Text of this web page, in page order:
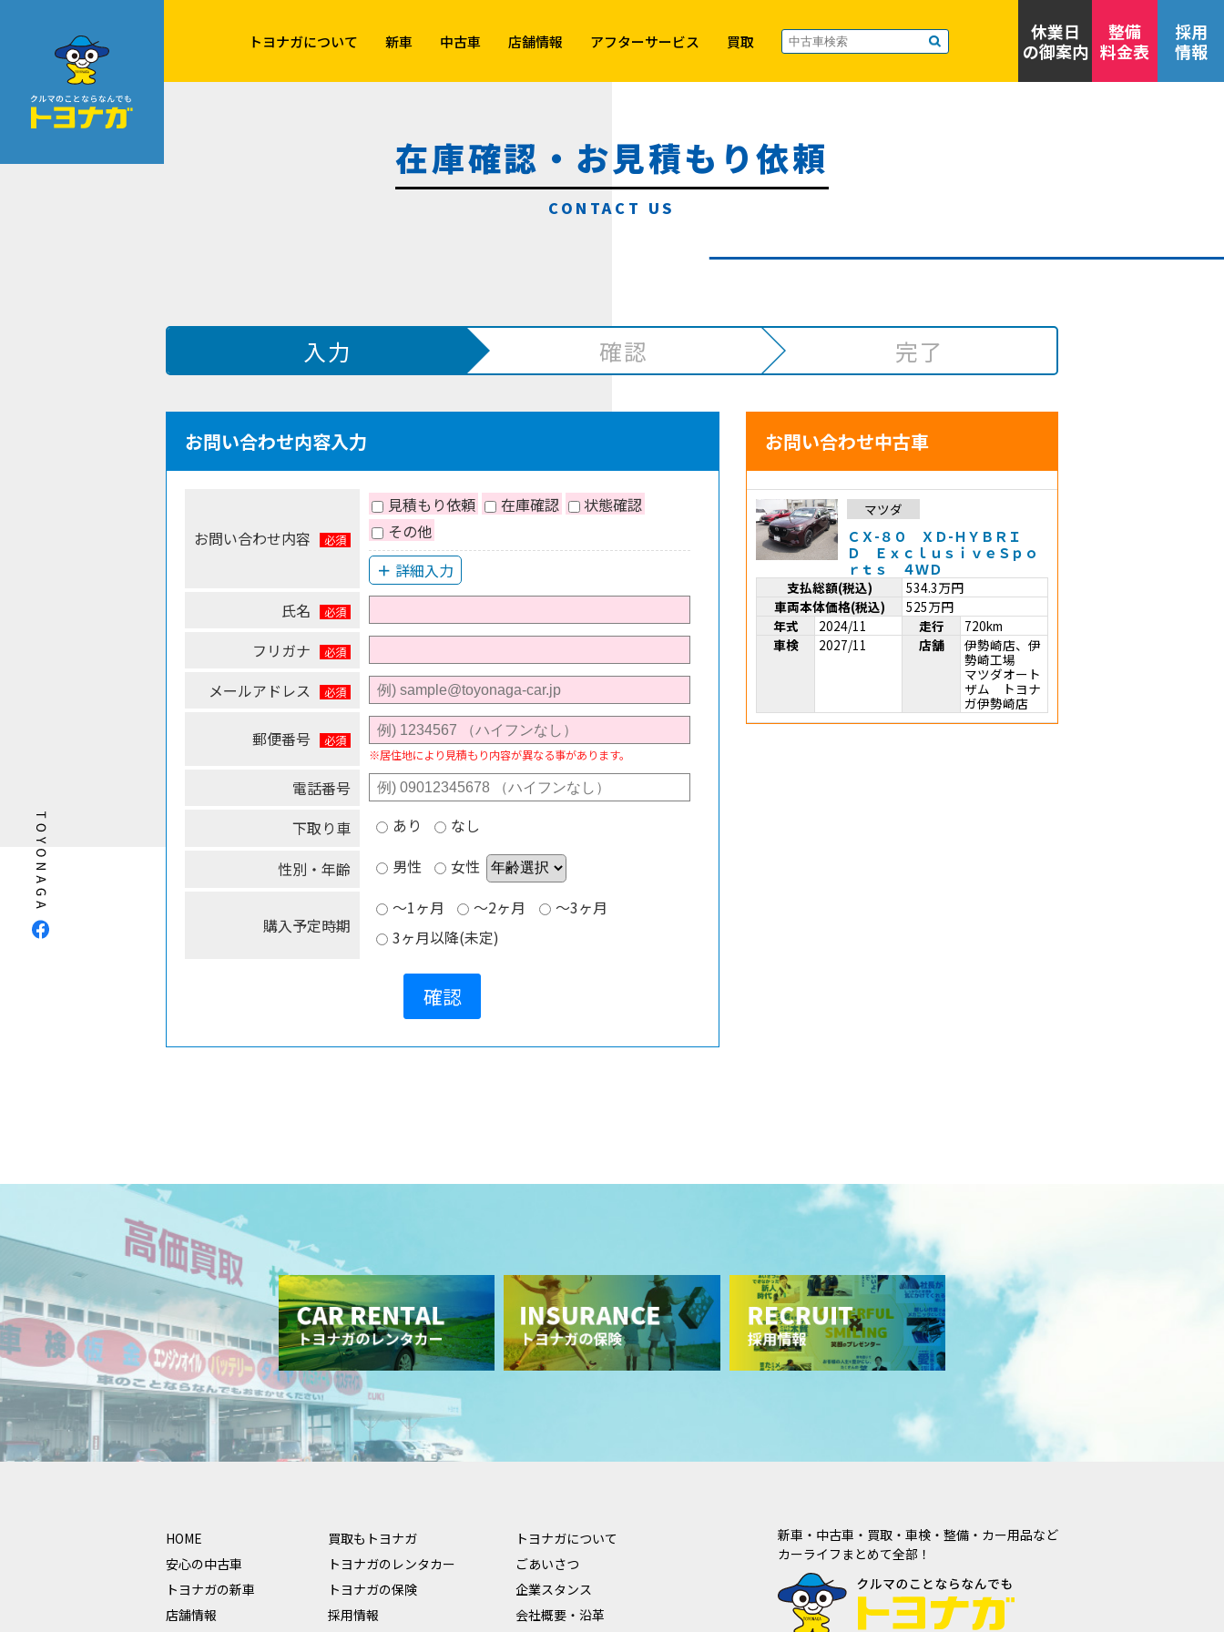
トヨナガについて 新車 中古車 店舗情報 アフターサービス 買取
休業日
の御案内
整備
料金表
採用
情報
在庫確認・お見積もり依頼
入力 確認 完了
お問い合わせ中古車
マツダ
ＣＸ-８０ ＸＤ-ＨＹＢＲＩ
Ｄ ＥｘｃｌｕｓｉｖｅＳｐｏ
ｒｔｓ ４ＷＤ
支払総額(税込) 534.3万円
車両本体価格(税込)
525万円
年式
2024/11 走行
720km
車検
2027/11 店舗
伊勢崎店、伊
勢崎工場
マツダオート
ザム トヨナ
ガ伊勢崎店
お問い合わせ内容入力
お問い合わせ内容
見積もり依頼 在庫確認
状態確認
その他
詳細入力
氏名
フリガナ
メールアドレス
郵便番号
※居住地により見積もり内容が異なる事があります。
電話番号
下取り車
あり
なし
性別・年齢
男性 女性
購入予定時期
～1ヶ月 ～2ヶ月
～3ヶ月
3ヶ月以降(未定)
HOME
安心の中古車
トヨナガの新車
店舗情報
買取もトヨナガ
トヨナガのレンタカー
トヨナガの保険
採用情報
トヨナガについて
ごあいさつ
企業スタンス
会社概要・沿革
新車・中古車・買取・車検・整備・カー用品など
カーライフまとめて全部！